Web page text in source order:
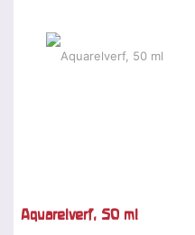
Aquarelverf, 50 ml